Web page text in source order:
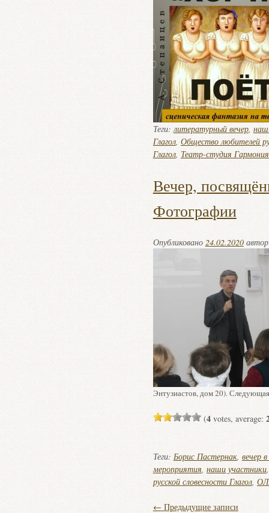
Теги:литературный вечер,
Глагол, Общество любителей
Глагол, Театр-студия Гармония
Вечер,
Фотографии
Опубликовано 24.02.2020
Энтузиастов, дом 20).
(4votes, average:
Теги: Борис Пастернак, вечер
мероприятия, наши участники
русской словесности Глагол,
← Предыдущие записи